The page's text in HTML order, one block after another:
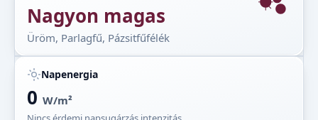
Nagyon magas
Üröm, Parlagfű, Pázsitfűfélék
Napenergia
0 W/m²